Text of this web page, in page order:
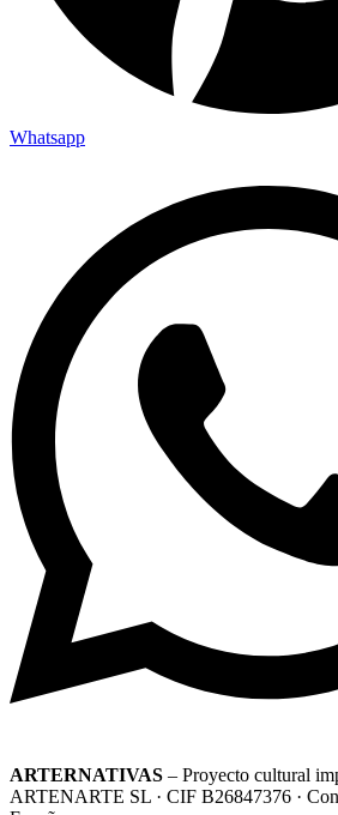
Whatsapp
ARTERNATIVAS – Proyecto cultural
ARTENARTE SL · CIF B26847376 ·